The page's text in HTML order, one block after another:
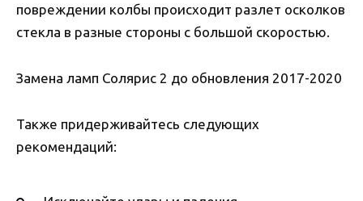
повреждении колбы происходит разлет осколков
стекла в разные стороны с большой скоростью.
Замена ламп Солярис 2 до обновления 2017-2020
Также придерживайтесь следующих
рекомендаций: